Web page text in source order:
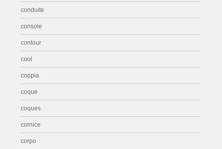
conduite
console
contour
cool
coppia
coque
coques
cornice
corpo